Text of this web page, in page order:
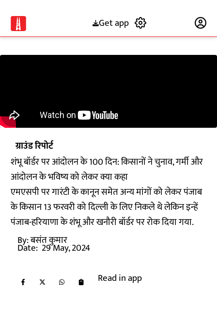
Get app
ग्राउंड रिपोर्ट
शंभू बॉर्डर पर आंदोलन के 100 दिन: किसानों ने चुनाव, गर्मी और
आंदोलन के भविष्य को लेकर क्या कहा
एमएसपी पर गारंटी के कानून समेत अन्य मांगों को लेकर पंजाब
के किसान 13 फरवरी को दिल्ली के लिए निकले थे लेकिन इन्हें
पंजाब-हरियाणा के शंभू और खनौरी बॉर्डर पर रोक दिया गया.
By:बसंत कुमार
Date: 29 May, 2024
Read in app